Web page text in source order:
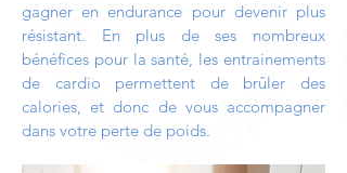
gagner en endurance pour devenir plus
résistant. En plus de ses nombreux
bénéfices pour la santé, les entrainements
de cardio permettent de brûler des
calories, et donc de vous accompagner
dans votre perte de poids.